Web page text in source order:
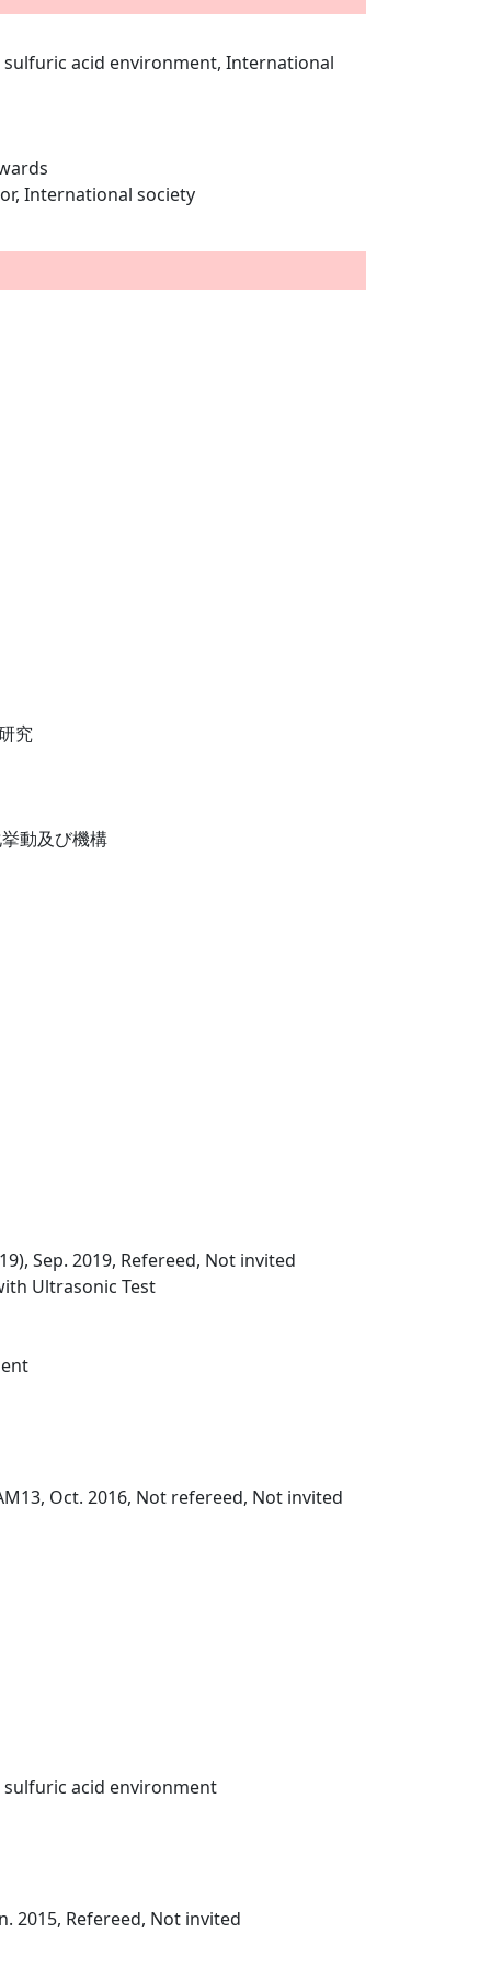
acid environment, International
International society
究
動及び機構
Sep. 2019, Refereed, Not invited
Ultrasonic Test
Oct. 2016, Not refereed, Not invited
acid environment
2015, Refereed, Not invited